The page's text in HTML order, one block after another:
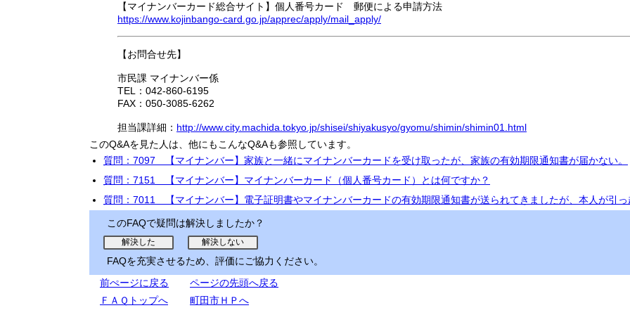
【マイナンバーカード総合サイト】個人番号カード 郵便による申請方法
https://www.kojinbango-card.go.jp/apprec/apply/mail_apply/
【お問合せ先】
市民課 マイナンバー係
TEL：042-860-6195
FAX：050-3085-6262
担当課詳細： http://www.city.machida.tokyo.jp/shisei/shiyakusyo/gyomu/shimin/shimin01.html
このQ&Aを見た人は、他にもこんなQ&Aも参照しています。
質問：7097 【マイナンバー】家族と一緒にマイナンバーカードを受け取ったが、家族の有効期限通知書が届かない。
質問：7151 【マイナンバー】マイナンバーカード（個人番号カード）とは何ですか？
質問：7011 【マイナンバー】電子証明書やマイナンバーカードの有効期限通知書が送られてきましたが、本人が引っ
このFAQで疑問は解決しましたか？
FAQを充実させるため、評価にご協力ください。
前ぺージに戻る
ページの先頭へ戻る
ＦＡＱトップへ
町田市ＨＰへ